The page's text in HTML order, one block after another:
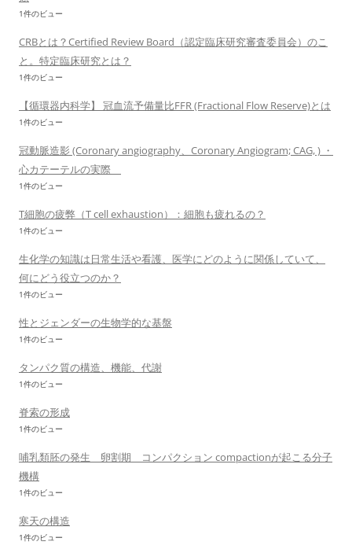
1件のビュー
CRBとは？Certified Review Board（認定臨床研究審査委員会）のこ
と。特定臨床研究とは？
1件のビュー
【循環器内科学】 冠血流予備量比FFR (Fractional Flow Reserve)とは
1件のビュー
冠動脈造影 (Coronary angiography、Coronary Angiogram; CAG, ) ・
心カテーテルの実際
1件のビュー
T細胞の疲弊（T cell exhaustion）：細胞も疲れるの？
1件のビュー
生化学の知識は日常生活や看護、医学にどのように関係していて、
何にどう役立つのか？
1件のビュー
性とジェンダーの生物学的な基盤
1件のビュー
タンパク質の構造、機能、代謝
1件のビュー
脊索の形成
1件のビュー
哺乳類胚の発生 卵割期 コンパクション compactionが起こる分子
機構
1件のビュー
寒天の構造
1件のビュー